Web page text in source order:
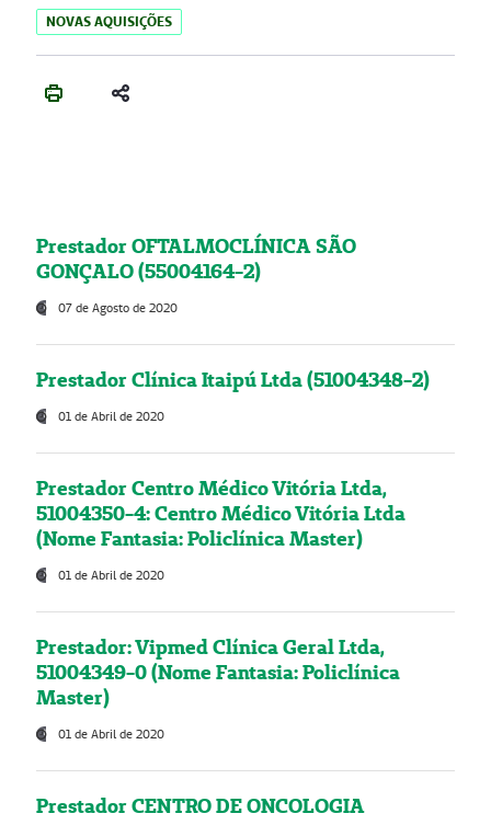
NOVAS AQUISIÇÕES
Prestador OFTALMOCLÍNICA SÃO
GONÇALO (55004164-2)
07 de Agosto de 2020
Prestador Clínica Itaipú Ltda (51004348-2)
01 de Abril de 2020
Prestador Centro Médico Vitória Ltda,
51004350-4: Centro Médico Vitória Ltda
(Nome Fantasia: Policlínica Master)
01 de Abril de 2020
Prestador: Vipmed Clínica Geral Ltda,
51004349-0 (Nome Fantasia: Policlínica
Master)
01 de Abril de 2020
Prestador CENTRO DE ONCOLOGIA